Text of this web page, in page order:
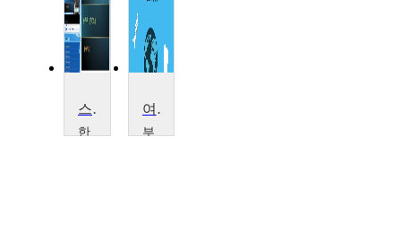
스와힐리어권지역 세미나
한
여행으로 배우는 영어회화
부